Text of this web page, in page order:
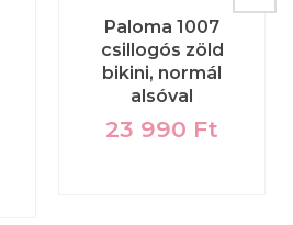
Paloma 1007
csillogós zöld
bikini, normál
alsóval
23 990 Ft